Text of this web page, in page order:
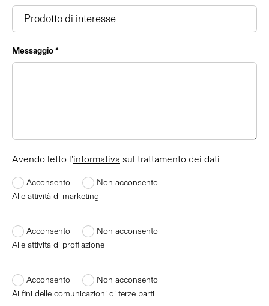
Messaggio *
Avendo letto l'informativa sul trattamento dei dati
Acconsento
Non acconsento
Alle attività di marketing
Acconsento
Non acconsento
Alle attività di profilazione
Acconsento
Non acconsento
Ai fini delle comunicazioni di terze parti